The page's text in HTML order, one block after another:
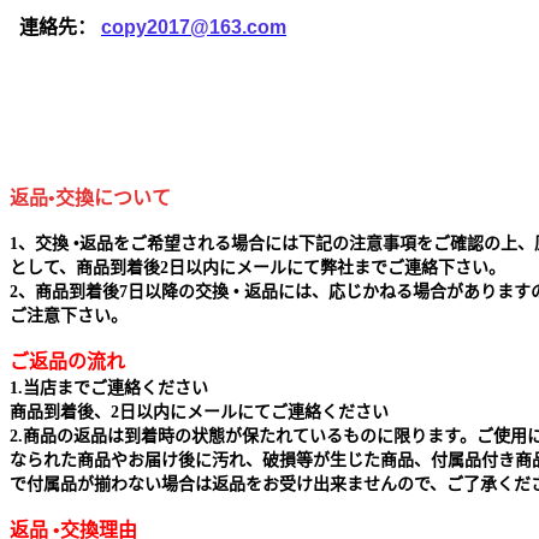
連絡先： copy2017@163.com
返品•交換について
1、交換 •返品をご希望される場合には下記の注意事項をご確認の上、
として、商品到着後2日以内にメールにて弊社までご連絡下さい。
2、商品到着後7日以降の交換 • 返品には、応じかねる場合があります
ご注意下さい。
ご返品の流れ
1.当店までご連絡ください
商品到着後、2日以内にメールにてご連絡ください
2.商品の返品は到着時の状態が保たれているものに限ります。ご使用
なられた商品やお届け後に汚れ、破損等が生じた商品、付属品付き商
で付属品が揃わない場合は返品をお受け出来ませんので、ご了承くだ
返品 •交換理由